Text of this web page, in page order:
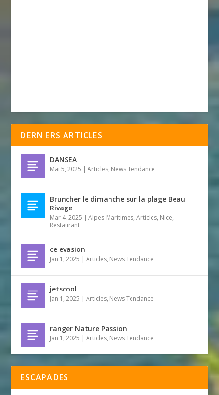
DERNIERS ARTICLES
DANSEA
Mai 5, 2025 |Articles, News Tendance
Bruncher le dimanche sur la plage Beau
Rivage
Mar 4, 2025 |Alpes-Maritimes,Articles, Nice,
Restaurant
ce evasion
Jan 1, 2025 |Articles, News Tendance
jetscool
Jan 1, 2025 |Articles, News Tendance
ranger Nature Passion
Jan 1, 2025 |Articles, News Tendance
ESCAPADES